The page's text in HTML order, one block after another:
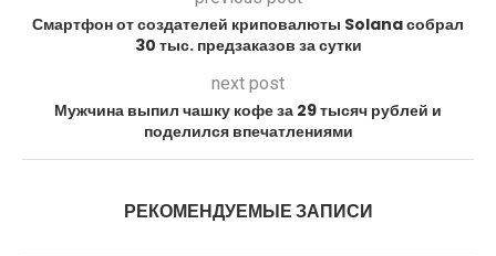
Смартфон от создателей криповалюты Solana собрал
30 тыс. предзаказов за сутки
next post
Мужчина выпил чашку кофе за 29 тысяч рублей и
поделился впечатлениями
РЕКОМЕНДУЕМЫЕ ЗАПИСИ